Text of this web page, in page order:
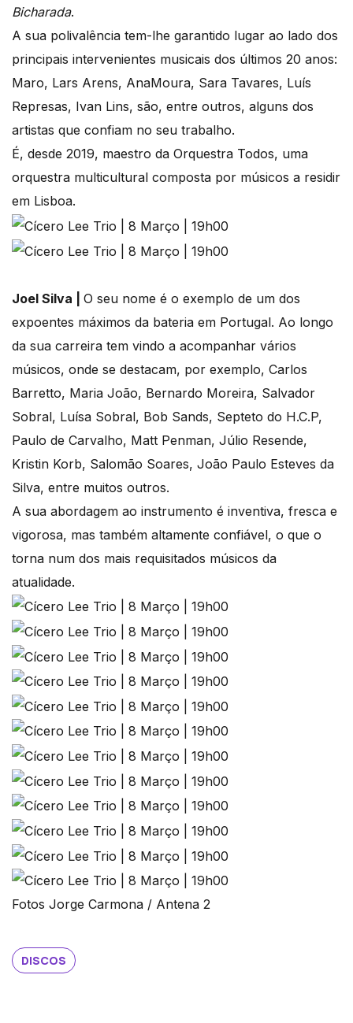
Bicharada.
A sua polivalência tem-lhe garantido lugar ao lado dos
principais intervenientes musicais dos últimos 20 anos:
Maro, Lars Arens, AnaMoura, Sara Tavares, Luís
Represas, Ivan Lins, são, entre outros, alguns dos
artistas que confiam no seu trabalho.
É, desde 2019, maestro da Orquestra Todos, uma
orquestra multicultural composta por músicos a residir
em Lisboa.
Joel Silva | O seu nome é o exemplo de um dos
expoentes máximos da bateria em Portugal. Ao longo
da sua carreira tem vindo a acompanhar vários
músicos, onde se destacam, por exemplo, Carlos
Barretto, Maria João, Bernardo Moreira, Salvador
Sobral, Luísa Sobral, Bob Sands, Septeto do H.C.P,
Paulo de Carvalho, Matt Penman, Júlio Resende,
Kristin Korb, Salomão Soares, João Paulo Esteves da
Silva, entre muitos outros.
A sua abordagem ao instrumento é inventiva, fresca e
vigorosa, mas também altamente confiável, o que o
torna num dos mais requisitados músicos da
atualidade.
Fotos Jorge Carmona / Antena 2
DISCOS